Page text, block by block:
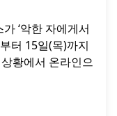
‘악한 자에게서
터 15일(목)까지
황에서 온라인으